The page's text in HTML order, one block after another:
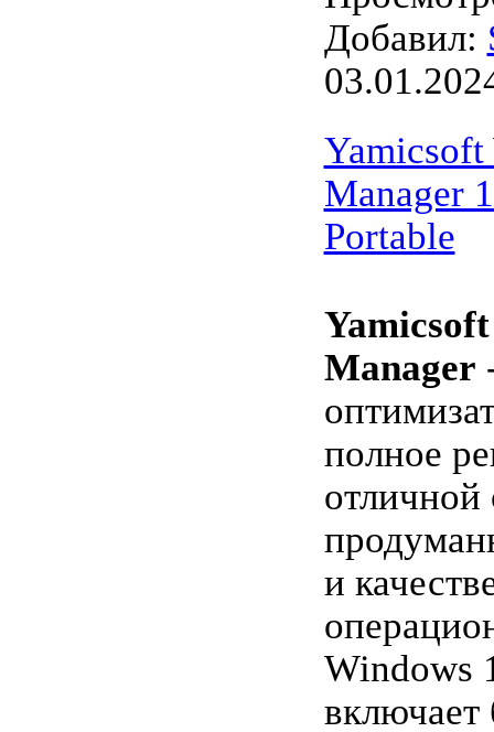
Добавил:
Manager
Portable
Manager
полное
и
Windows
включает